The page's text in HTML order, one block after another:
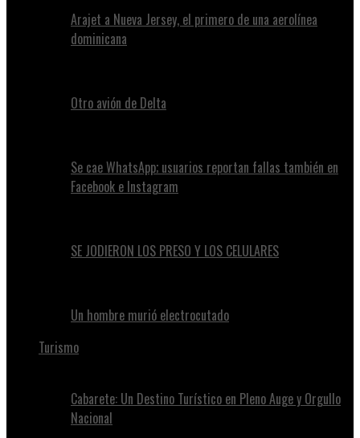
Arajet a Nueva Jersey, el primero de una aerolínea
dominicana
Otro avión de Delta
Se cae WhatsApp; usuarios reportan fallas también en
Facebook e Instagram
SE JODIERON LOS PRESO Y LOS CELULARES
Un hombre murió electrocutado
Turismo
Cabarete: Un Destino Turístico en Pleno Auge y Orgullo
Nacional